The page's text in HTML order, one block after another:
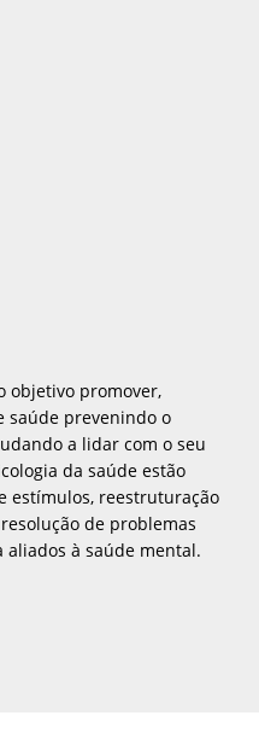
objetivo promover,
saúde prevenindo o
a lidar com o seu
da saúde estão
estímulos, reestruturação
de problemas
aliados à saúde mental.